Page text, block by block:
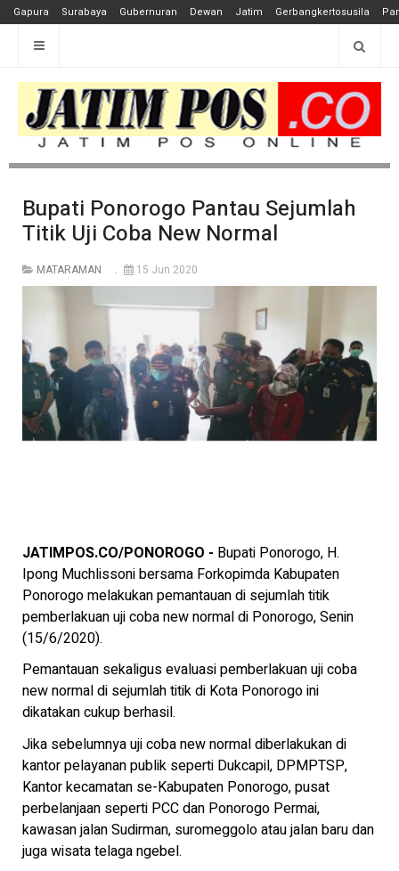
Gapura Surabaya Gubernuran Dewan Jatim Gerbangkertosusila
Bupati Ponorogo Pantau Sejumlah
Titik Uji Coba New Normal
MATARAMAN 15 Jun 2020
JATIMPOS.CO/PONOROGO - Bupati Ponorogo, H.
Ipong Muchlissoni bersama Forkopimda Kabupaten
Ponorogo melakukan pemantauan di sejumlah titik
pemberlakuan uji coba new normal di Ponorogo, Senin
(15/6/2020).
Pemantauan sekaligus evaluasi pemberlakuan uji coba
new normal di sejumlah titik di Kota Ponorogo ini
dikatakan cukup berhasil.
Jika sebelumnya uji coba new normal diberlakukan di
kantor pelayanan publik seperti Dukcapil, DPMPTSP,
Kantor kecamatan se-Kabupaten Ponorogo, pusat
perbelanjaan seperti PCC dan Ponorogo Permai,
kawasan jalan Sudirman, suromeggolo atau jalan baru dan
juga wisata telaga ngebel.